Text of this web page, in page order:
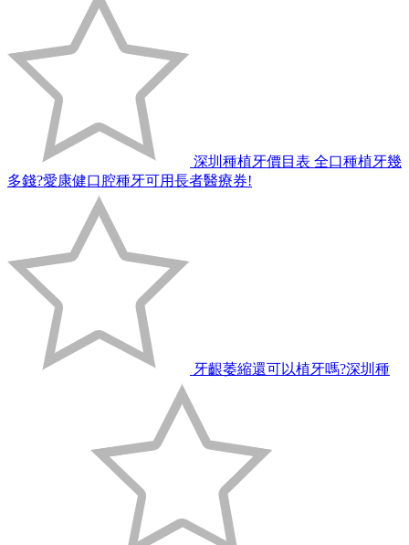
深圳種植牙價目表 全口種植牙幾
多錢?愛康健口腔種牙可用長者醫療券!
牙齦萎縮還可以植牙嗎?深圳種